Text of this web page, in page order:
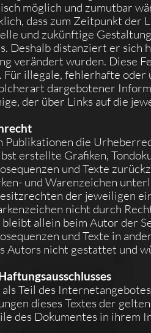
möglich und zumutbar
dass zum Zeitpunkt der
und zukünftige
Deshalb distanziert er
verändert wurden. Diese
illegale, fehlerhafte
dargebotener
der über Links auf die
die
erstellte Grafiken,
und Texte
und Warenzeichen
der jeweiligen
nicht durch
allein beim Autor der
und Texte in
Autors nicht gestattet und
Teil des
dieses Textes der
des Dokumentes in